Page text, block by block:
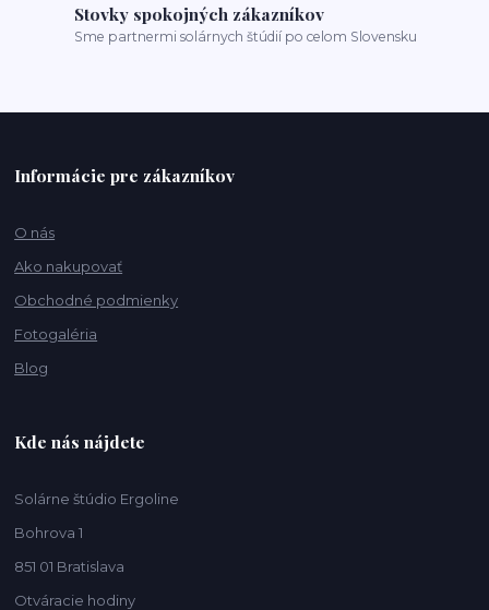
Stovky spokojných zákazníkov
Sme partnermi solárnych štúdií po celom Slovensku
Informácie pre zákazníkov
O nás
Ako nakupovať
Obchodné podmienky
Fotogaléria
Blog
Kde nás nájdete
Solárne štúdio Ergoline
Bohrova 1
851 01 Bratislava
Otváracie hodiny